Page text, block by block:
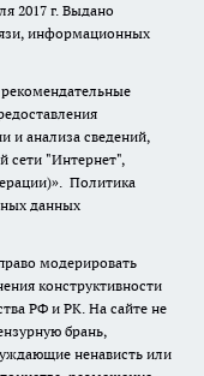
2017 г. Выдано
информационных
и анализа сведений,
сети "Интернет",
Политика
данных
модерировать
конструктивности
РФ и РК. На сайте не
брань,
ненависть или